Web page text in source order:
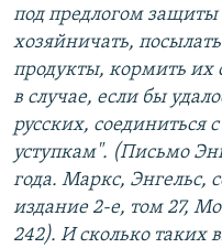
под предлогом защиты
хозяйничать,
продукты, кормить
в случае, если бы
русских, соединиться
уступкам". (Письмо
года. Маркс, Энгельс,
издание 2-е, том 27,
242). И сколько таких